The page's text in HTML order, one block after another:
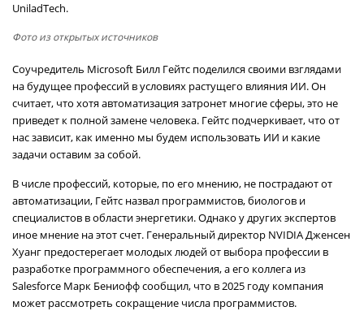
UniladTech.
Фото из открытых источников
Соучредитель Microsoft Билл Гейтс поделился своими взглядами
на будущее профессий в условиях растущего влияния ИИ. Он
считает, что хотя автоматизация затронет многие сферы, это не
приведет к полной замене человека. Гейтс подчеркивает, что от
нас зависит, как именно мы будем использовать ИИ и какие
задачи оставим за собой.
В числе профессий, которые, по его мнению, не пострадают от
автоматизации, Гейтс назвал программистов, биологов и
специалистов в области энергетики. Однако у других экспертов
иное мнение на этот счет. Генеральный директор NVIDIA Дженсен
Хуанг предостерегает молодых людей от выбора профессии в
разработке программного обеспечения, а его коллега из
Salesforce Марк Бениофф сообщил, что в 2025 году компания
может рассмотреть сокращение числа программистов.